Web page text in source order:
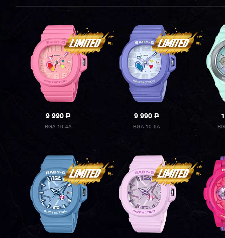
9 990P
BGA-10-4A
9 990P
BGA-10-6A